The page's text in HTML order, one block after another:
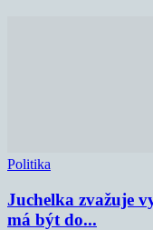
Politika
Juchelka zvažuje
má být do...